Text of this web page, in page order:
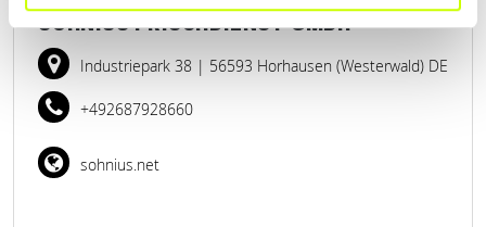
SOHNIUS FRISCHDIENST GMBH
Industriepark 38 | 56593 Horhausen (Westerwald) DE
+492687928660
sohnius.net